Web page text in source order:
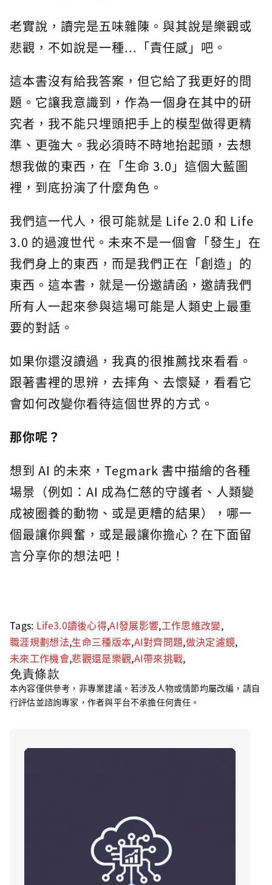
老實說，讀完是五味雜陳。與其說是樂觀或
悲觀，不如說是一種...「責任感」吧。
這本書沒有給我答案，但它給了我更好的問
題。它讓我意識到，作為一個身在其中的研
究者，我不能只埋頭把手上的模型做得更精
準、更強大。我必須時不時地抬起頭，去想
想我做的東西，在「生命 3.0」這個大藍圖
裡，到底扮演了什麼角色。
我們這一代人，很可能就是 Life 2.0 和 Life
3.0 的過渡世代。未來不是一個會「發生」在
我們身上的東西，而是我們正在「創造」的
東西。這本書，就是一份邀請函，邀請我們
所有人一起來參與這場可能是人類史上最重
要的對話。
如果你還沒讀過，我真的很推薦找來看看。
跟著書裡的思辨，去摔角、去懷疑，看看它
會如何改變你看待這個世界的方式。
那你呢？
想到 AI 的未來，Tegmark 書中描繪的各種
場景（例如：AI 成為仁慈的守護者、人類變
成被圈養的動物、或是更糟的結果），哪一
個最讓你興奮，或是最讓你擔心？在下面留
言分享你的想法吧！
Tags: Life3.0讀後心得,AI發展影響,工作思維改變,
職涯規劃想法,生命三種版本,AI對齊問題,做決定濾鏡,
未來工作機會,悲觀還是樂觀,AI帶來挑戰,
免責條款
本內容僅供參考，非專業建議。若涉及人物或情節均屬改編，請自
行評估並諮詢專家，作者與平台不承擔任何責任。